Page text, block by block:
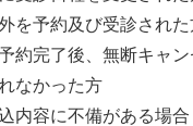
を予約及び受診された
約完了後、無断キャン
なかった方
内容に不備がある場合